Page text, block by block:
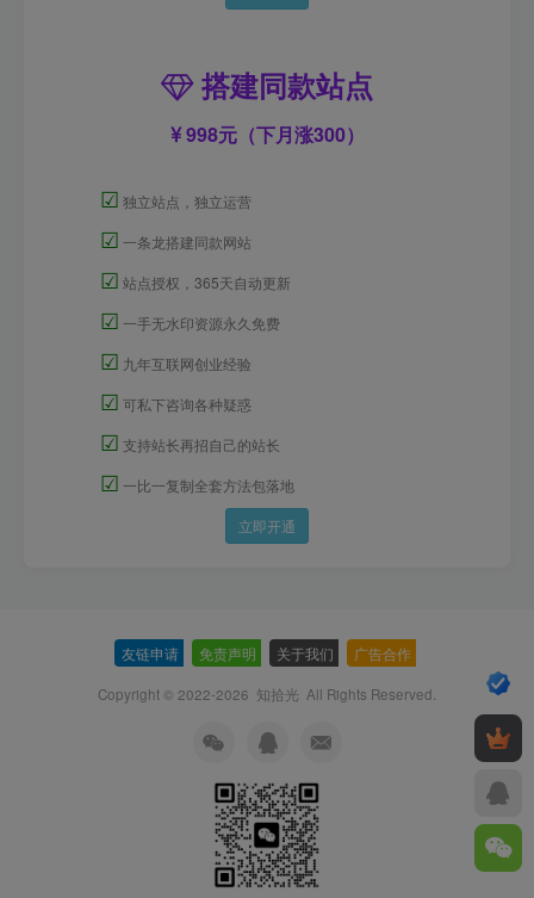
搭建同款站点
998元（下月涨300）
☑ 独立站点，独立运营
☑ 一条龙搭建同款网站
☑ 站点授权，365天自动更新
☑ 一手无水印资源永久免费
☑ 九年互联网创业经验
☑ 可私下咨询各种疑惑
☑ 支持站长再招自己的站长
☑ 一比一复制全套方法包落地
立即开通
友链申请 免责声明 关于我们 广告合作
Copyright © 2022-2026 知拾光 All Rights Reserved.